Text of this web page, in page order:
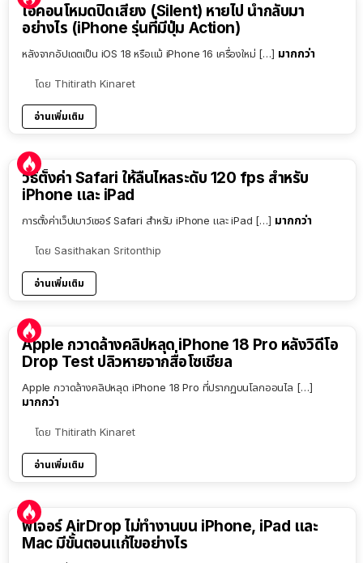
ไอคอนโหมดปิดเสียง (Silent) หายไป นำกลับมา
อย่างไร (iPhone รุ่นที่มีปุ่ม Action)
หลังจากอัปเดตเป็น iOS 18 หรือแม้ iPhone 16 เครื่องใหม่ […] มากกว่า
โดย Thitirath Kinaret
อ่านเพิ่มเติม
วิธีตั้งค่า Safari ให้ลื่นไหลระดับ 120 fps สำหรับ
iPhone และ iPad
การตั้งค่าเว็ปเบาว์เซอร์ Safari สำหรับ iPhone และ iPad […] มากกว่า
โดย Sasithakan Sritonthip
อ่านเพิ่มเติม
Apple กวาดล้างคลิปหลุด iPhone 18 Pro หลังวิดีโอ
Drop Test ปลิวหายจากสื่อโซเชียล
Apple กวาดล้างคลิปหลุด iPhone 18 Pro ที่ปรากฏบนโลกออนไล […]
มากกว่า
โดย Thitirath Kinaret
อ่านเพิ่มเติม
ฟีเจอร์ AirDrop ไม่ทำงานบน iPhone, iPad และ
Mac มีขั้นตอนแก้ไขอย่างไร